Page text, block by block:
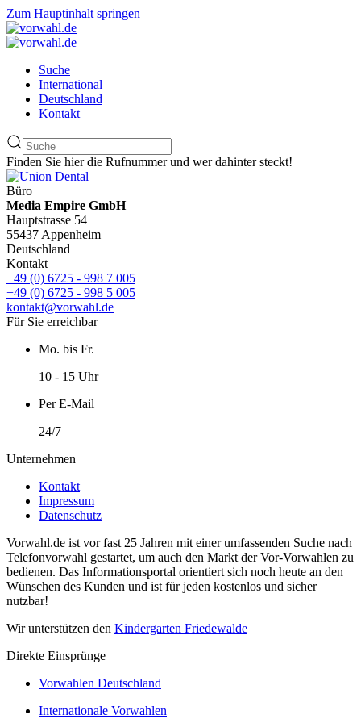
Zum Hauptinhalt springen
Suche
International
Deutschland
Kontakt
Finden Sie hier die Rufnummer und wer dahinter steckt!
Büro
Media Empire GmbH
Hauptstrasse 54
55437 Appenheim
Deutschland
Kontakt
+49 (0) 6725 - 998 7 005
+49 (0) 6725 - 998 5 005
kontakt@vorwahl.de
Für Sie erreichbar
Mo. bis Fr.
10 - 15 Uhr
Per E-Mail
24/7
Unternehmen
Kontakt
Impressum
Datenschutz
Vorwahl.de ist vor fast 25 Jahren mit einer umfassenden Suche nach
Telefonvorwahl gestartet, um auch den Markt der Vor-Vorwahlen zu
bedienen. Das Informationsportal orientiert sich noch heute an den
Wünschen des Kunden und ist für jeden kostenlos und sicher
nutzbar!
Wir unterstützen den Kindergarten Friedewalde
Direkte Einsprünge
Vorwahlen Deutschland
Internationale Vorwahlen